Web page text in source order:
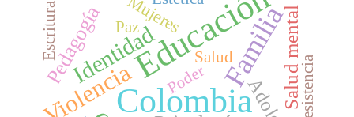
Educación
Colombia
Familia
Violencia
Identidad
Pedagogía Salud mental
Mujeres
Poder
Salud Resistencia
Escritura Paz